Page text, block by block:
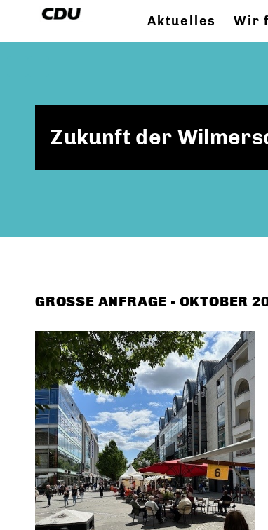
Aktuelles Wir
Zukunft der
GROSSE ANFRAGE - OKTOBER